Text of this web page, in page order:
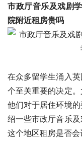
市政厅音乐及戏剧
院附近租房贵吗
在众多留学生涌入
个至关重要的决定
他们对于居住环境
绍一些市政厅音乐
这个地区租房是否会